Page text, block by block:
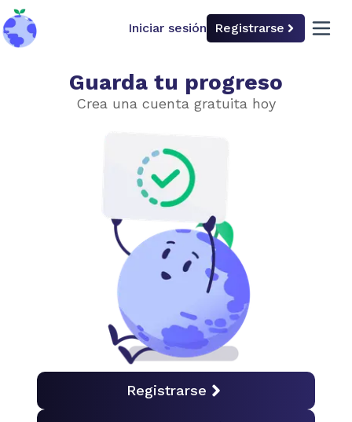
back to home Iniciar sesión Registrarse open
Innovación industrial
Elige el nivel de dificultad
Básico
Acero sostenible
Hormigón limpio
Textiles
Guarda tu progreso
Crea una cuenta gratuita hoy
Registrarse